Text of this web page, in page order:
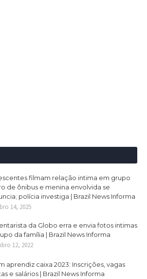
filmam relação intima em grupo
de ônibus e menina envolvida se
polícia investiga | Brazil News Informa
14, 2025
da Globo erra e envia fotos intimas
da família | Brazil News Informa
12, 2022
aprendiz caixa 2023: Inscrições, vagas
e salários | Brazil News Informa